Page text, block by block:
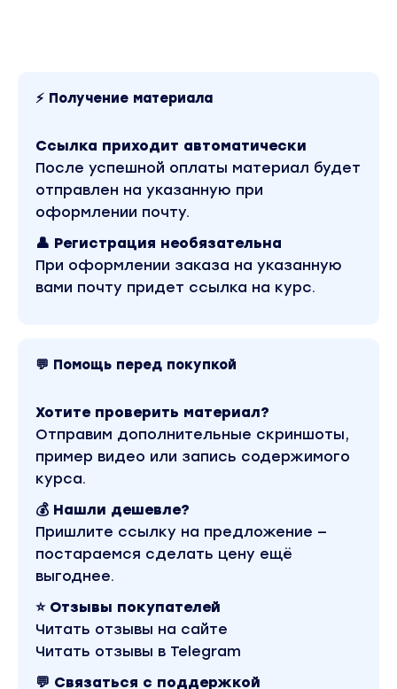
Психотипы родителей и особенности
Поведение в конфликтах.
Границы свои и чужие
Стандарты поведения в семье
Стратегия выхода из конфликтных ситуаций
Результаты Модуля:
Вы спокойно отстаиваете свои интересы и
уважают работодатели и вы способны избежать
Модуль 2. Детская психология. Как найти подход к
любому ребенку
Возрастные особенности детей от 0 до 7
лет
Возрастные кризисы
Детские истерики и агрессия. Фрустрация
Теория привязанности Боулби
Основы безопасности
Волшебный инструмент — активное
⚡ Получение материала
Ссылка приходит автоматически
После успешной оплаты материал будет
отправлен на указанную при
оформлении почту.
👤 Регистрация необязательна
При оформлении заказа на указанную
вами почту придет ссылка на курс.
💬 Помощь перед покупкой
Хотите проверить материал?
Отправим дополнительные скриншоты,
пример видео или запись содержимого
курса.
💰 Нашли дешевле?
Пришлите ссылку на предложение —
постараемся сделать цену ещё
выгоднее.
⭐ Отзывы покупателей
Читать отзывы на сайте
Читать отзывы в Telegram
💬 Связаться с поддержкой